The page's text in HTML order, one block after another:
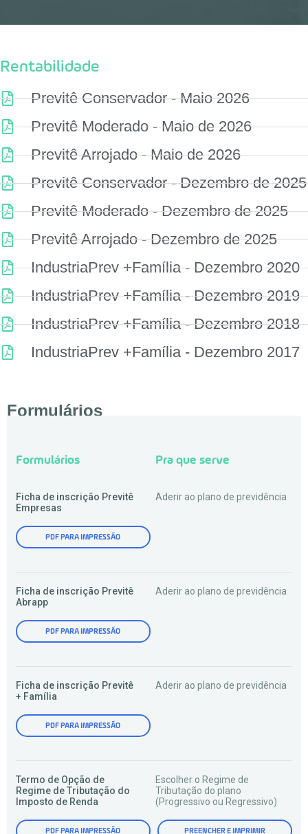
Rentabilidade
Previtê Conservador - Maio 2026
Previtê Moderado - Maio de 2026
Previtê Arrojado - Maio de 2026
Previtê Conservador - Dezembro de 2025
Previtê Moderado - Dezembro de 2025
Previtê Arrojado - Dezembro de 2025
IndustriaPrev +Família - Dezembro 2020
IndustriaPrev +Família - Dezembro 2019
IndustriaPrev +Família - Dezembro 2018
IndustriaPrev +Família - Dezembro 2017
Formulários
Formulários Pra que serve
Ficha de inscrição Previtê
Empresas
Aderir ao plano de previdência
PDF PARA IMPRESSÃO
Ficha de inscrição Previtê
Abrapp
Aderir ao plano de previdência
PDF PARA IMPRESSÃO
Ficha de inscrição Previtê
+ Família
Aderir ao plano de previdência
PDF PARA IMPRESSÃO
Termo de Opção de
Regime de Tributação do
Imposto de Renda
Escolher o Regime de
Tributação do plano
(Progressivo ou Regressivo)
PDF PARA IMPRESSÃO PREENCHER E IMPRIMIR